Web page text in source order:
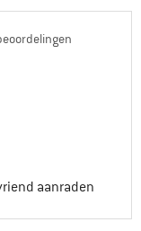
aanraden